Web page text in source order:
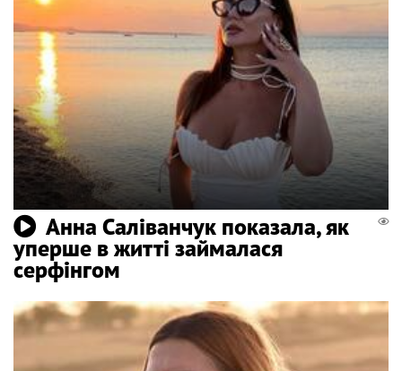
Анна Саліванчук показала, як
уперше в житті займалася
серфінгом